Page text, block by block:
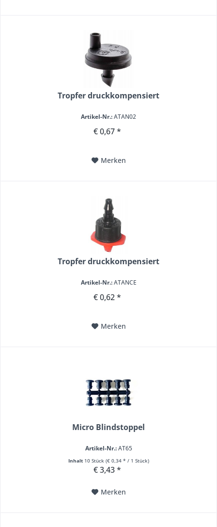
Tropfer druckkompensiert
Artikel-Nr.:ATAN02
€ 0,67 *
Merken
Tropfer druckkompensiert
Artikel-Nr.:ATANCE
€ 0,62 *
Merken
Micro Blindstoppel
Artikel-Nr.:AT65
Inhalt 10 Stück (€ 0,34 * / 1 Stück)
€ 3,43 *
Merken